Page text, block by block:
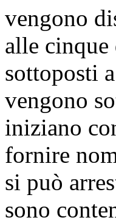
vengono
alle
sottoposti a
vengono
iniziano
fornire
si può
sono